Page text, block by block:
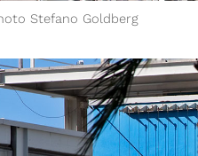
Stefano Goldberg